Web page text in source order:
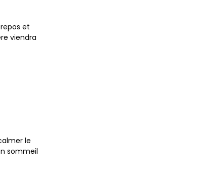
et
viendra
le
sommeil